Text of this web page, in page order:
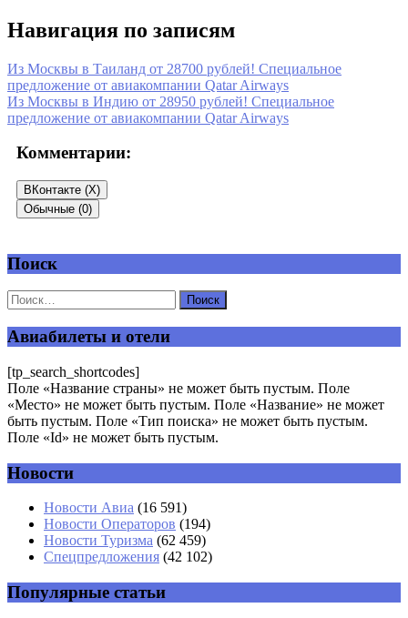
Навигация по записям
Из Москвы в Таиланд от 28700 рублей! Специальное
предложение от авиакомпании Qatar Airways
Из Москвы в Индию от 28950 рублей! Специальное
предложение от авиакомпании Qatar Airways
Комментарии:
ВКонтакте (X)
Обычные (0)
Добавить комментарий
Ваш адрес email не будет опубликован.
Имя *
Email*
Поиск
Авиабилеты и отели
[tp_search_shortcodes]
Поле «Название страны» не может быть пустым. Поле
«Место» не может быть пустым. Поле «Название» не может
быть пустым. Поле «Тип поиска» не может быть пустым.
Поле «Id» не может быть пустым.
Новости
Новости Авиа (16 591)
Новости Операторов (194)
Новости Туризма (62 459)
Спецпредложения (42 102)
Популярные статьи